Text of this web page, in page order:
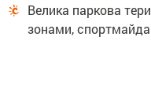
Велика паркова
зонами,